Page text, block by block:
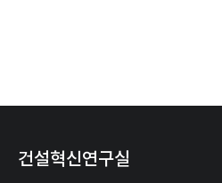
건설혁신연구실